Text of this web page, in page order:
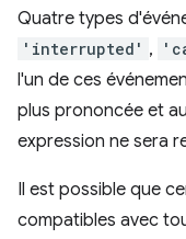
Quatre types
'interrupted' ,
l'un de ces
plus prononcée et
expression ne sera
Il est possible que
compatibles avec